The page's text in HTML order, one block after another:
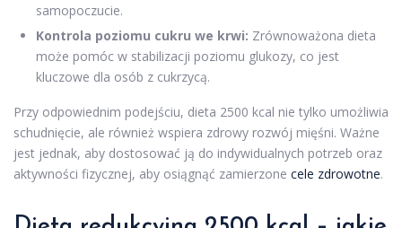
samopoczucie.
Kontrola poziomu cukru we krwi: Zrównoważona dieta
może pomóc w stabilizacji poziomu glukozy, co jest
kluczowe dla osób z cukrzycą.
Przy odpowiednim podejściu, dieta 2500 kcal nie tylko umożliwia
schudnięcie, ale również wspiera zdrowy rozwój mięśni. Ważne
jest jednak, aby dostosować ją do indywidualnych potrzeb oraz
aktywności fizycznej, aby osiągnąć zamierzone cele zdrowotne.